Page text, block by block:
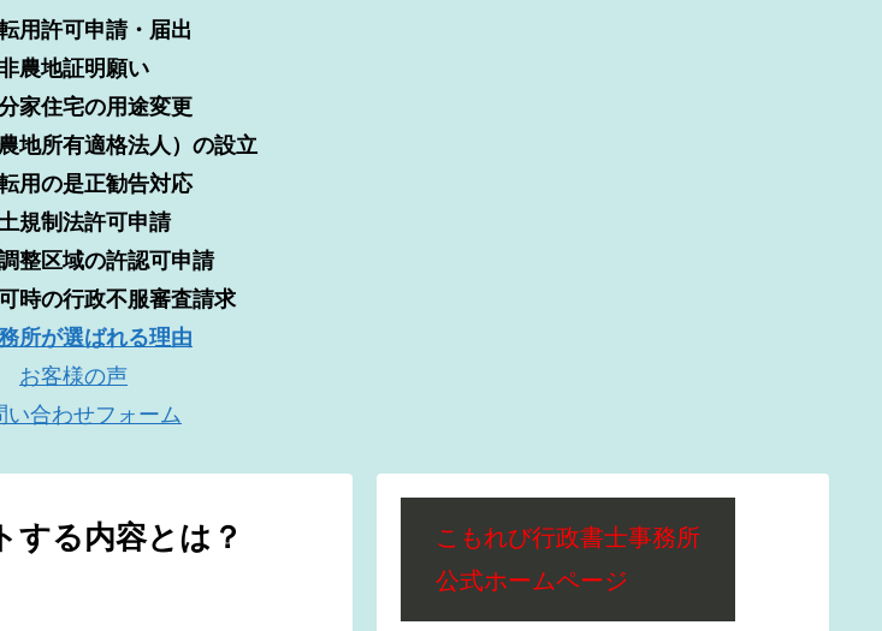
用許可申請・届出
農地証明願い
家住宅の用途変更
地所有適格法人）の設立
用の是正勧告対応
規制法許可申請
整区域の許認可申請
時の行政不服審査請求
所が選ばれる理由
お客様の声
い合わせフォーム
する内容とは？
こもれび行政書士事務所
公式ホームページ